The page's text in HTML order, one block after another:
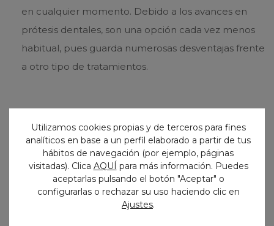
en cualquier momento. Debido a los avances en
prótesis dentales, son una opción cada vez menos
habitual, pues guarda numerosas desventajas frente
a otro tipo de tratamientos.
Utilizamos cookies propias y de terceros para fines
analíticos en base a un perfil elaborado a partir de tus
hábitos de navegación (por ejemplo, páginas
visitadas). Clica AQUÍ para más información. Puedes
aceptarlas pulsando el botón "Aceptar" o
configurarlas o rechazar su uso haciendo clic en
Ajustes.